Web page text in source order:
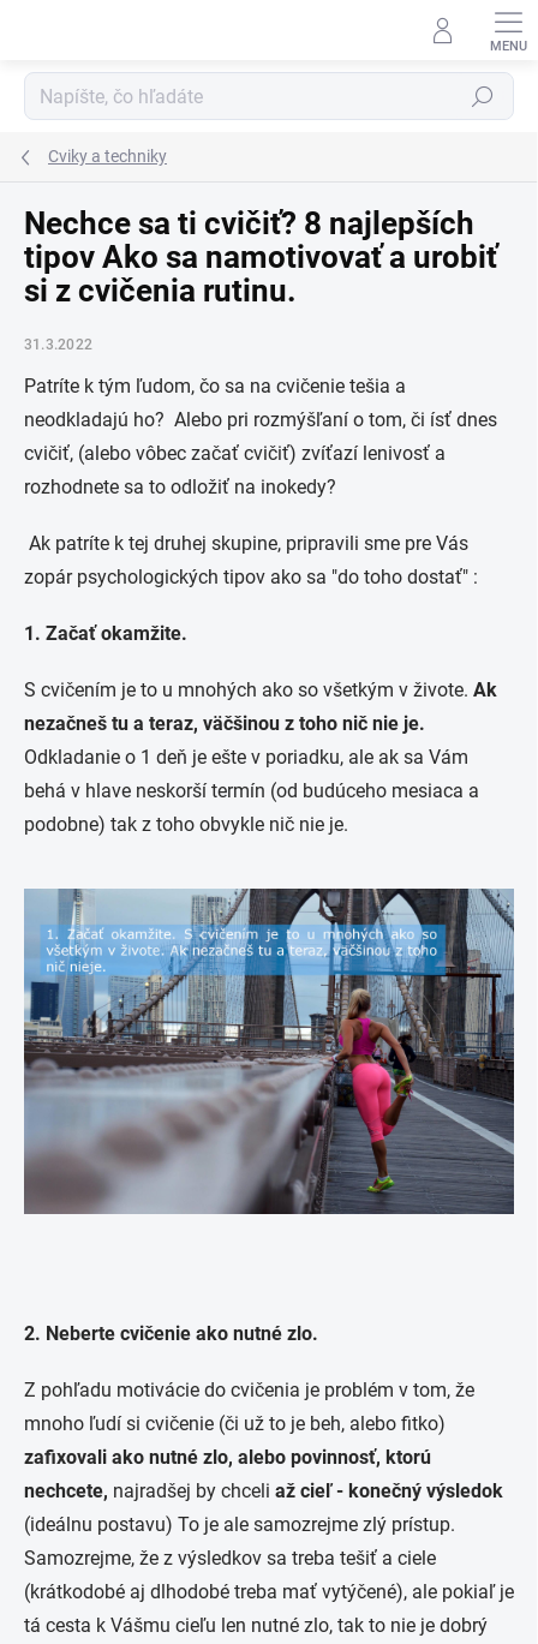
Hľadať
Cviky a techniky
Nechce sa ti cvičiť? 8 najlepších
tipov Ako sa namotivovať a urobiť
si z cvičenia rutinu.
31.3.2022
Patríte k tým ľudom, čo sa na cvičenie tešia a
neodkladajú ho? Alebo pri rozmýšľaní o tom, či ísť dnes
cvičiť, (alebo vôbec začať cvičiť) zvíťazí lenivosť a
rozhodnete sa to odložiť na inokedy?
Ak patríte k tej druhej skupine, pripravili sme pre Vás
zopár psychologických tipov ako sa "do toho dostať" :
1. Začať okamžite.
S cvičením je to u mnohých ako so všetkým v živote. Ak
nezačneš tu a teraz, väčšinou z toho nič nie je.
Odkladanie o 1 deň je ešte v poriadku, ale ak sa Vám
behá v hlave neskorší termín (od budúceho mesiaca a
podobne) tak z toho obvykle nič nie je.
2. Neberte cvičenie ako nutné zlo.
Z pohľadu motivácie do cvičenia je problém v tom, že
mnoho ľudí si cvičenie (či už to je beh, alebo fitko)
zafixovali ako nutné zlo, alebo povinnosť, ktorú
nechcete, najradšej by chceli až cieľ - konečný výsledok
(ideálnu postavu) To je ale samozrejme zlý prístup.
Samozrejme, že z výsledkov sa treba tešiť a ciele
(krátkodobé aj dlhodobé treba mať vytýčené), ale pokiaľ je
tá cesta k Vášmu cieľu len nutné zlo, tak to nie je dobrý